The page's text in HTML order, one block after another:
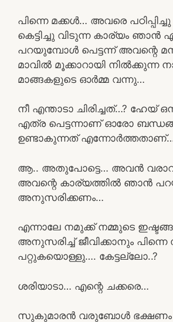
പിന്നെ മക്കൾ… അവരെ
കെട്ടിച്ചു വിടുന്ന കാര്യം
പറയുമ്പോൾ പെട്ടന്ന് അവന്റെ
മാവിൽ മൂക്കാറായി നിൽക്കുന്ന
മാങ്ങകളുടെ ഓർമ്മ വന്നു…
നീ എന്താടാ ചിരിച്ചത്…? ഹേയ്
എത്ര പെട്ടന്നാണ് ഓരോ
ഉണ്ടാകുന്നത്
ആ.. അതുപോട്ടെ… അവൻ
അവന്റെ കാര്യത്തിൽ ഞാൻ
അനുസരിക്കണം…
എന്നാലേ നമുക്ക് നമ്മുടെ
അനുസരിച്ച് ജീവിക്കാനും
പറ്റുകയൊള്ളു…. കേട്ടല്ലോ..?
ശരിയാടാ… എന്റെ ചക്കരെ…
സുകുമാരൻ വരുബോൾ ഭക്ഷണം